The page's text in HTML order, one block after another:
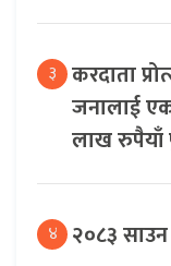
३ करदाता
जनालाई
लाख रुपैयाँ
४ २०८३